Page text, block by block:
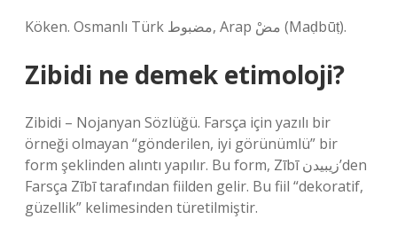
Köken. Osmanlı Türk مضبوط, Arap مضْ (Maḍbūṭ).
Zibidi ne demek etimoloji?
Zibidi – Nojanyan Sözlüğü. Farsça için yazılı bir
örneği olmayan “gönderilen, iyi görünümlü” bir
form şeklinden alıntı yapılır. Bu form, Zībī زیبیدن’den
Farsça Zībī tarafından fiilden gelir. Bu fiil “dekoratif,
güzellik” kelimesinden türetilmiştir.